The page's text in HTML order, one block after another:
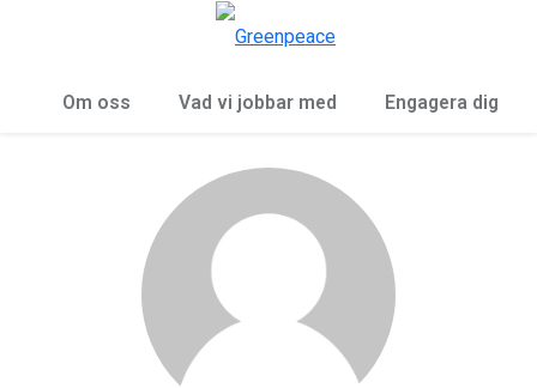
Om oss Vad vi jobbar med Engagera dig